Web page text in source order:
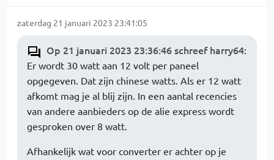
zaterdag 21 januari 2023 23:41:05
Op 21 januari 2023 23:36:46 schreef harry64:
Er wordt 30 watt aan 12 volt per paneel
opgegeven. Dat zijn chinese watts. Als er 12 watt
afkomt mag je al blij zijn. In een aantal recencies
van andere aanbieders op de alie express wordt
gesproken over 8 watt.
Afhankelijk wat voor converter er achter op je